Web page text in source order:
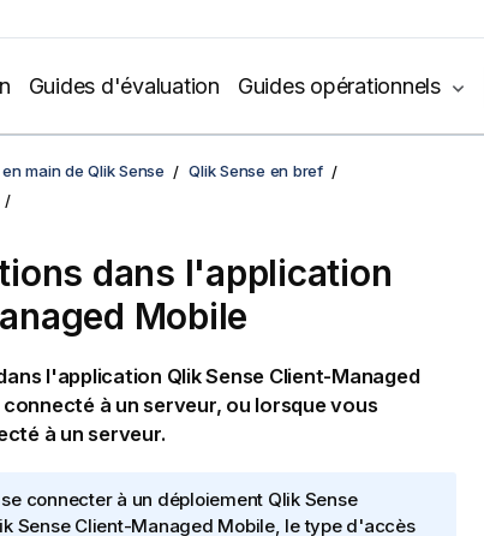
Guides d'évaluation Guides opérationnels
main de Qlik Sense
Qlik Sense en bref
dans l'application
Mobile
l'application Qlik Sense Client-Managed
à un serveur, ou lorsque vous
à un serveur.
connecter à un déploiement Qlik Sense
Sense Client-Managed Mobile, le type d'accès